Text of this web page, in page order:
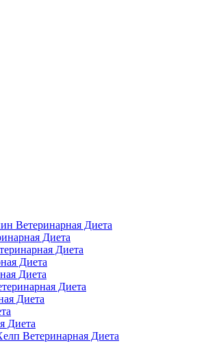
Ветеринарная Диета
Диета
Диета
Диета
Диета
Диета
Диета
Диета
Ветеринарная Диета